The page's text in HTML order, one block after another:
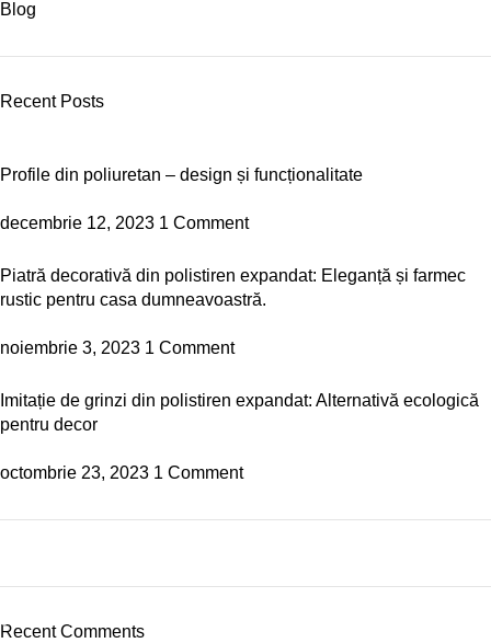
Blog
Recent Posts
Profile din poliuretan – design și funcționalitate
decembrie 12, 2023 1 Comment
Piatră decorativă din polistiren expandat: Eleganță și farmec
rustic pentru casa dumneavoastră.
noiembrie 3, 2023 1 Comment
Imitație de grinzi din polistiren expandat: Alternativă ecologică
pentru decor
octombrie 23, 2023 1 Comment
03 Nov – 03 Dec
Recent Comments